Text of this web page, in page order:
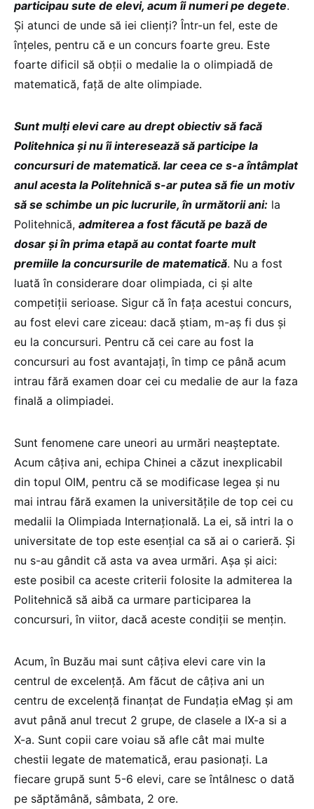
participau sute de elevi, acum îi numeri pe degete.
Și atunci de unde să iei clienți? Într-un fel, este de
înțeles, pentru că e un concurs foarte greu. Este
foarte dificil să obții o medalie la o olimpiadă de
matematică, față de alte olimpiade.
Sunt mulți elevi care au drept obiectiv să facă
Politehnica și nu îi interesează să participe la
concursuri de matematică. Iar ceea ce s-a întâmplat
anul acesta la Politehnică s-ar putea să fie un motiv
să se schimbe un pic lucrurile, în următorii ani: la
Politehnică, admiterea a fost făcută pe bază de
dosar și în prima etapă au contat foarte mult
premiile la concursurile de matematică. Nu a fost
luată în considerare doar olimpiada, ci și alte
competiții serioase. Sigur că în fața acestui concurs,
au fost elevi care ziceau: dacă știam, m-aș fi dus și
eu la concursuri. Pentru că cei care au fost la
concursuri au fost avantajați, în timp ce până acum
intrau fără examen doar cei cu medalie de aur la faza
finală a olimpiadei.
Sunt fenomene care uneori au urmări neașteptate.
Acum câțiva ani, echipa Chinei a căzut inexplicabil
din topul OIM, pentru că se modificase legea și nu
mai intrau fără examen la universitățile de top cei cu
medalii la Olimpiada Internațională. La ei, să intri la o
universitate de top este esențial ca să ai o carieră. Și
nu s-au gândit că asta va avea urmări. Așa și aici:
este posibil ca aceste criterii folosite la admiterea la
Politehnică să aibă ca urmare participarea la
concursuri, în viitor, dacă aceste condiții se mențin.
Acum, în Buzău mai sunt câțiva elevi care vin la
centrul de excelență. Am făcut de câțiva ani un
centru de excelență finanțat de Fundația eMag și am
avut până anul trecut 2 grupe, de clasele a IX-a si a
X-a. Sunt copii care voiau să afle cât mai multe
chestii legate de matematică, erau pasionați. La
fiecare grupă sunt 5-6 elevi, care se întâlnesc o dată
pe săptămână, sâmbata, 2 ore.